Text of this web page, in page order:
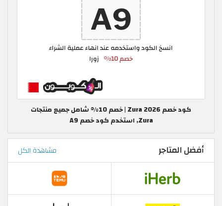
كود خصم Zura 2026 | خصم 10% شامل جميع منتجات
Zura, استخدم كود خصم A9
أفضل المتاجر مشاهدة الكل